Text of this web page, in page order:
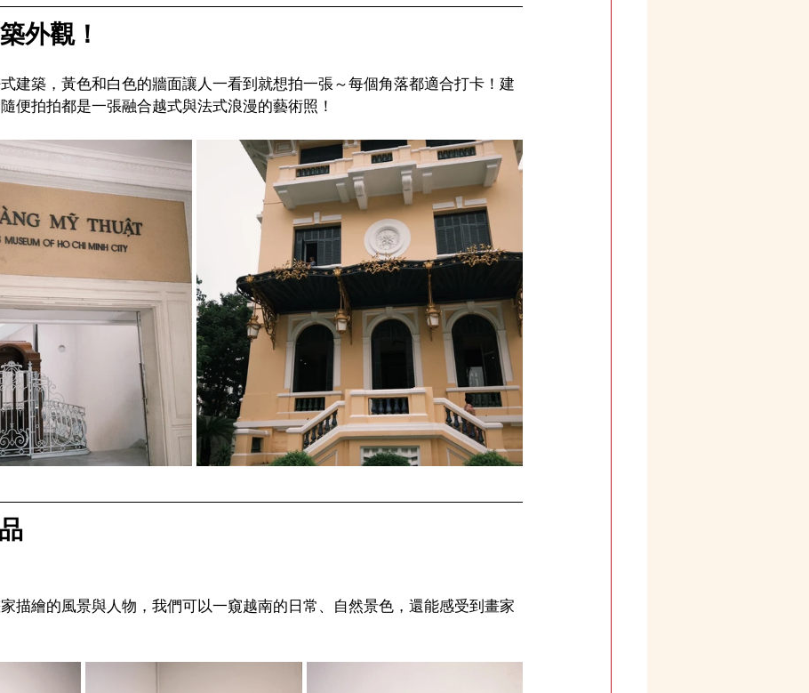
外觀！
建築，黃色和白色的牆面讓人一看到就想拍一張～每個角落都適合打卡！建
便拍拍都是一張融合越式與法式浪漫的藝術照！
描繪的風景與人物，我們可以一窺越南的日常、自然景色，還能感受到畫家